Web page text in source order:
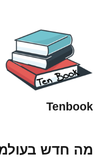
Tenbook
מה חדש